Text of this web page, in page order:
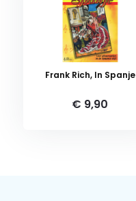
Frank Rich, In Spanje
€ 9,90